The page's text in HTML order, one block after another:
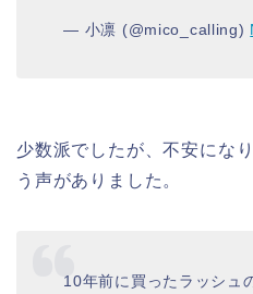
— 小凛 (@mico_calling)
少数派でしたが、不安にな
う声がありました。
10年前に買ったラッシュ